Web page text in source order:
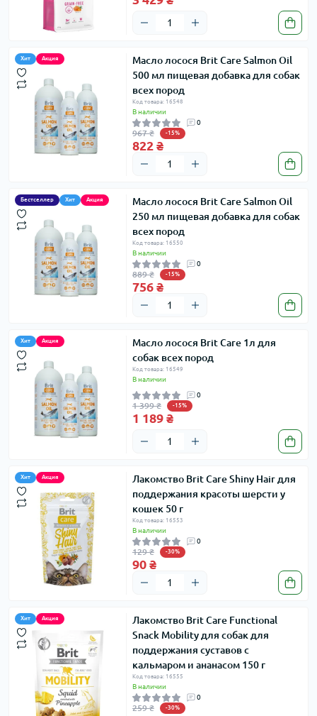
Хит Акция
Масло лосося Brit Care Salmon Oil
500 мл пищевая добавка для собак
всех пород
Код товара: 16548
В наличии
0
967 ₴ -15%
822 ₴
Бестселлер Хит Акция
Масло лосося Brit Care Salmon Oil
250 мл пищевая добавка для собак
всех пород
Код товара: 16550
В наличии
0
889 ₴ -15%
756 ₴
Хит Акция
Масло лосося Brit Care 1л для
собак всех пород
Код товара: 16549
В наличии
0
1 399 ₴ -15%
1 189 ₴
Хит Акция
Лакомство Brit Care Shiny Hair для
поддержания красоты шерсти у
кошек 50 г
Код товара: 16553
В наличии
0
129 ₴ -30%
90 ₴
Хит Акция
Лакомство Brit Care Functional
Snack Mobility для собак для
поддержания суставов с
кальмаром и ананасом 150 г
Код товара: 16555
В наличии
0
259 ₴ -30%